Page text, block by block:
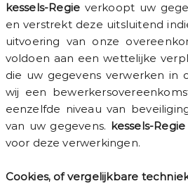
kessels-Regie verkoopt uw
en verstrekt deze uitsluitend
uitvoering van onze
voldoen aan een wettelijke
die uw gegevens verwerken in
wij een
eenzelfde niveau van
van uw gegevens. kessels-Regie
voor deze verwerkingen.
Cookies, of vergelijkbare